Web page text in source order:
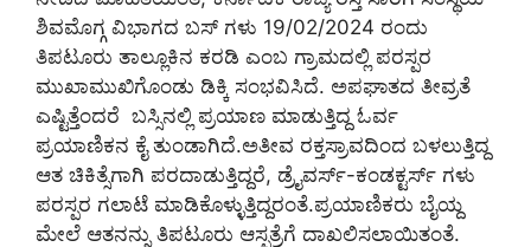
ಶಿವಮೊಗ್ಗ ವಿಭಾಗದ ಬಸ್ ಗಳು 19/02/2024 ರಂದು
ತಿಪಟೂರು ತಾಲ್ಲೂಕಿನ ಕರಡಿ ಎಂಬ ಗ್ರಾಮದಲ್ಲಿ ಪರಸ್ಪರ
ಮುಖಾಮುಖಿಗೊಂಡು ಡಿಕ್ಕಿ ಸಂಭವಿಸಿದೆ. ಅಪಘಾತದ ತೀವ್ರತೆ
ಎಷ್ಟಿತ್ತೆಂದರೆ ಬಸ್ಸಿನಲ್ಲಿ ಪ್ರಯಾಣ ಮಾಡುತ್ತಿದ್ದ ಓರ್ವ
ಪ್ರಯಾಣಿಕನ ಕೈ ತುಂಡಾಗಿದೆ.ಅತೀವ ರಕ್ತಸ್ರಾವದಿಂದ ಬಳಲುತ್ತಿದ್ದ
ಆತ ಚಿಕಿತ್ಸೆಗಾಗಿ ಪರದಾಡುತ್ತಿದ್ದರೆ, ಡ್ರೈವರ್ಸ್-ಕಂಡಕ್ಟರ್ಸ್ ಗಳು
ಪರಸ್ಪರ ಗಲಾಟೆ ಮಾಡಿಕೊಳ್ಳುತ್ತಿದ್ದರಂತೆ.ಪ್ರಯಾಣಿಕರು ಬೈಯ್ದ
ಮೇಲೆ ಆತನನ್ನು ತಿಪಟೂರು ಆಸ್ಪತ್ರೆಗೆ ದಾಖಲಿಸಲಾಯಿತಂತೆ.